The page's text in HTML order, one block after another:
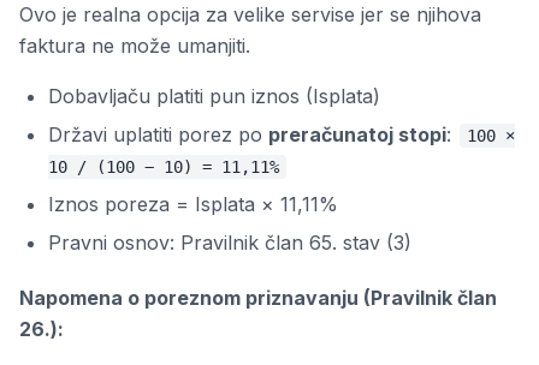
Ovo je realna opcija za velike servise jer se njihova
faktura ne može umanjiti.
Dobavljaču platiti pun iznos (Isplata)
Državi uplatiti porez po preračunatoj stopi:
100 ×
10 / (100 − 10) = 11,11%
Iznos poreza = Isplata × 11,11%
Pravni osnov: Pravilnik član 65. stav (3)
Napomena o poreznom priznavanju (Pravilnik član
26.):